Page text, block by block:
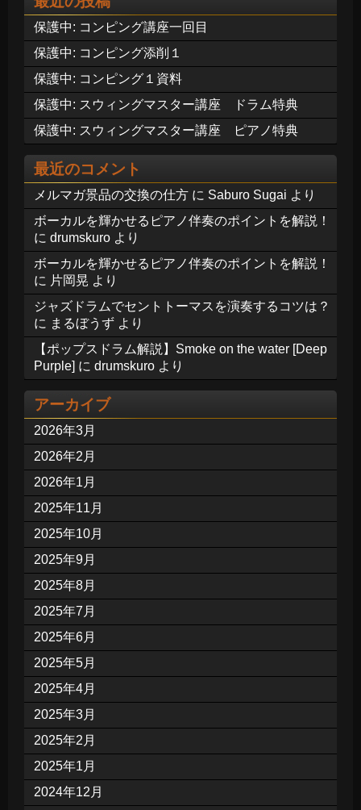
保護中: コンピング講座一回目
保護中: コンピング添削１
保護中: コンピング１資料
保護中: スウィングマスター講座 ドラム特典
保護中: スウィングマスター講座 ピアノ特典
最近のコメント
メルマガ景品の交換の仕方 に Saburo Sugai より
ボーカルを輝かせるピアノ伴奏のポイントを解説！
に drumskuro より
ボーカルを輝かせるピアノ伴奏のポイントを解説！
に 片岡晃 より
ジャズドラムでセントトーマスを演奏するコツは？
に まるぼうず より
【ポップスドラム解説】Smoke on the water [Deep
Purple] に drumskuro より
アーカイブ
2026年3月
2026年2月
2026年1月
2025年11月
2025年10月
2025年9月
2025年8月
2025年7月
2025年6月
2025年5月
2025年4月
2025年3月
2025年2月
2025年1月
2024年12月